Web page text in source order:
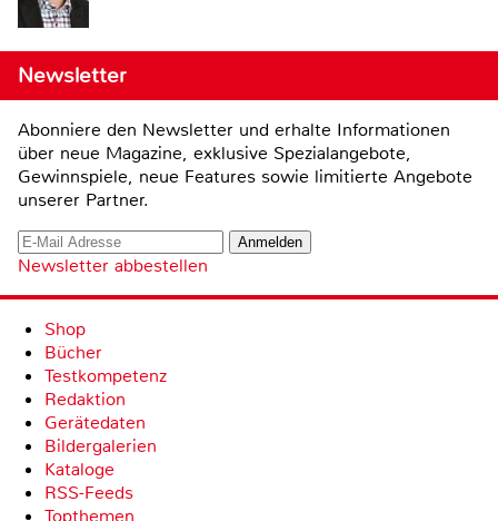
Newsletter
Abonniere den Newsletter und erhalte Informationen
über neue Magazine, exklusive Spezialangebote,
Gewinnspiele, neue Features sowie limitierte Angebote
unserer Partner.
Newsletter abbestellen
Shop
Bücher
Testkompetenz
Redaktion
Gerätedaten
Bildergalerien
Kataloge
RSS-Feeds
Topthemen